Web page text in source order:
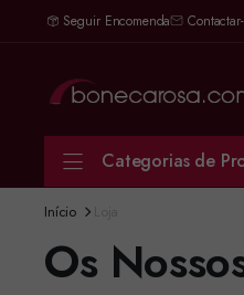
Seguir Encomenda
Categorias de
Início
Os